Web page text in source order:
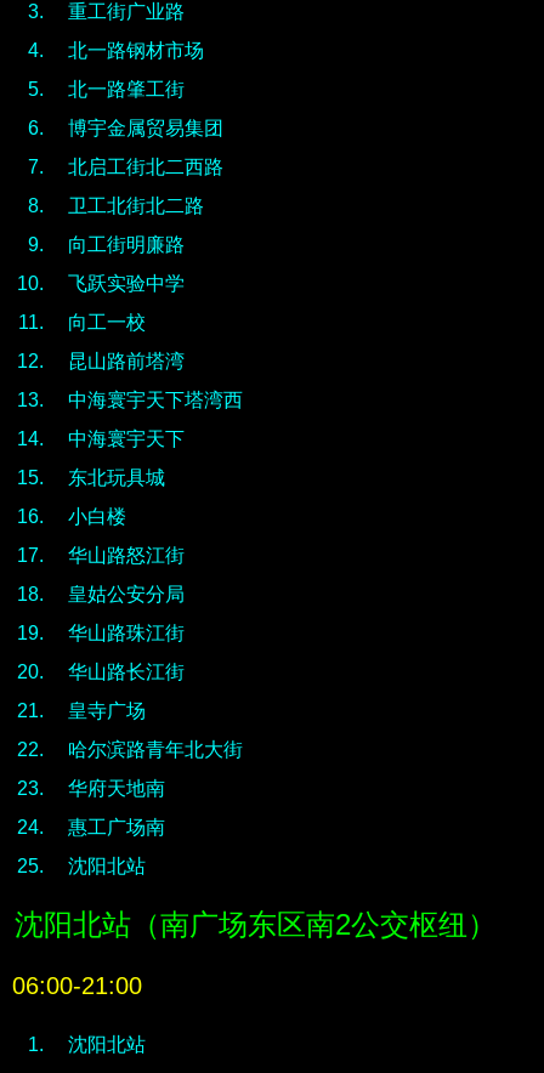
重工街广业路
北一路钢材市场
北一路肇工街
博宇金属贸易集团
北启工街北二西路
卫工北街北二路
向工街明廉路
飞跃实验中学
向工一校
昆山路前塔湾
中海寰宇天下塔湾西
中海寰宇天下
东北玩具城
小白楼
华山路怒江街
皇姑公安分局
华山路珠江街
华山路长江街
皇寺广场
哈尔滨路青年北大街
华府天地南
惠工广场南
沈阳北站
沈阳北站（南广场东区南2公交枢纽）
06:00-21:00
沈阳北站